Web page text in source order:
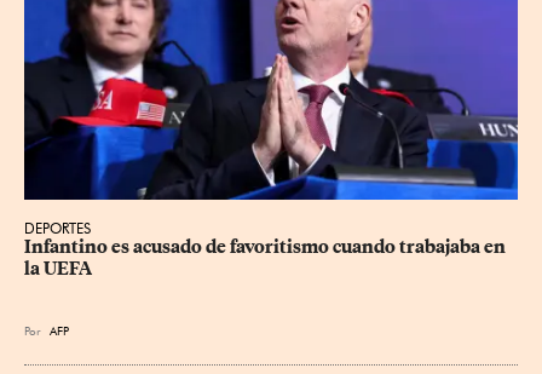
DEPORTES
Infantino es acusado de favoritismo cuando trabajaba en
la UEFA
Por AFP